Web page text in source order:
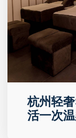
杭州轻
活一次